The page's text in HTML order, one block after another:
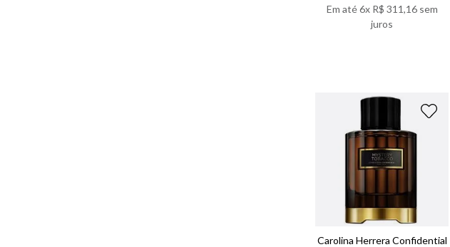
Em até6x R$ 311,16sem
juros
Carolina Herrera Confidential